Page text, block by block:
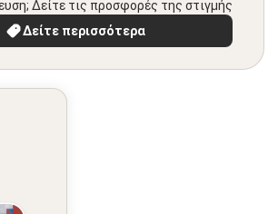
Δείτε τις προσφορές της στιγμής
Δείτε περισσότερα